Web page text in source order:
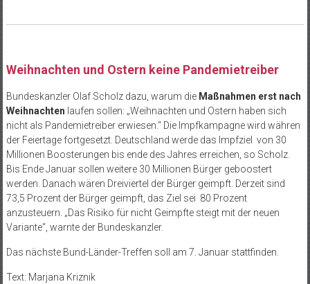
Weihnachten und Ostern keine Pandemietreiber
Bundeskanzler Olaf Scholz dazu, warum die Maßnahmen erst nach
Weihnachten laufen sollen: „Weihnachten und Ostern haben sich
nicht als Pandemietreiber erwiesen.“ Die Impfkampagne wird währen
der Feiertage fortgesetzt. Deutschland werde das Impfziel von 30
Millionen Boosterungen bis ende des Jahres erreichen, so Scholz.
Bis Ende Januar sollen weitere 30 Millionen Bürger geboostert
werden. Danach wären Dreiviertel der Bürger geimpft. Derzeit sind
73,5 Prozent der Bürger geimpft, das Ziel sei 80 Prozent
anzusteuern. „Das Risiko für nicht Geimpfte steigt mit der neuen
Variante“, warnte der Bundeskanzler.
Das nächste Bund-Länder-Treffen soll am 7. Januar stattfinden.
Text: Marjana Kriznik